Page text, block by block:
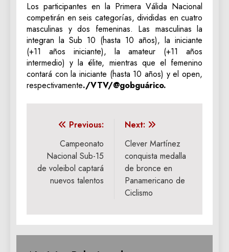
Los participantes en la Primera Válida Nacional
competirán en seis categorías, divididas en cuatro
masculinas y dos femeninas. Las masculinas la
integran la Sub 10 (hasta 10 años), la iniciante
(+11 años iniciante), la amateur (+11 años
intermedio) y la élite, mientras que el femenino
contará con la iniciante (hasta 10 años) y el open,
respectivamente./VTV/@gobguárico.
Navegación
entradas
Previous:
Campeonato
Nacional Sub-15
de voleibol captará
nuevos talentos
Next:
Clever Martínez
conquista medalla
de bronce en
Panamericano de
Ciclismo